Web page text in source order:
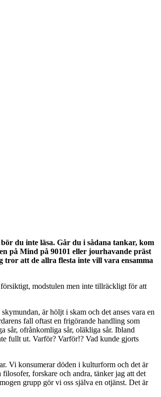
du inte läsa. Går du i sådana tankar, kom
på Mind på 90101 eller jourhavande präst
att de allra flesta inte vill vara ensamma
modstulen men inte tillräckligt för att
är höljt i skam och det anses vara en
fall oftast en frigörande handling som
sår, ofrånkomliga sår, oläkliga sår. Ibland
fullt ut. Varför? Varför!? Vad kunde gjorts
Vi konsumerar döden i kulturform och det är
forskare och andra, tänker jag att det
grupp gör vi oss själva en otjänst. Det är